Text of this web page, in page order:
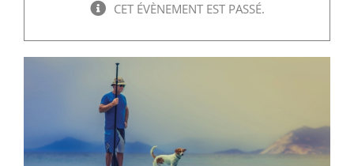
Magis Paris
Cowork Magis
JRS France
CET ÉVÈNEMENT EST PASSÉ.